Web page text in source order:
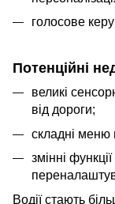
голосове
Потенційні
великі
від дороги;
складні меню
змінні
Водії стають